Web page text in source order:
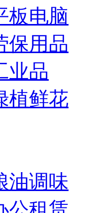
板电脑
保用品
业品
植鲜花
油调味